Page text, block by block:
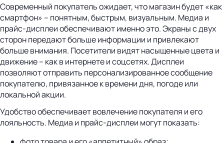
Современный покупатель ожидает, что магазин будет «как
смартфон» – понятным, быстрым, визуальным. Медиа и
прайс-дисплеи обеспечивают именно это. Экраны с двух
сторон передают больше информации и привлекают
больше внимания. Посетители видят насыщенные цвета и
движение – как в интернете и соцсетях. Дисплеи
позволяют отправить персонализированное сообщение
покупателю, привязанное к времени дня, погоде или
локальной акции.
Удобство обеспечивает вовлечение покупателя и его
лояльность. Медиа и прайс-дисплеи могут показать: